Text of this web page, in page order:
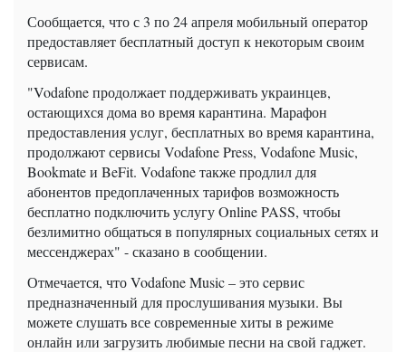
Сообщается, что с 3 по 24 апреля мобильный оператор
предоставляет бесплатный доступ к некоторым своим
сервисам.
"Vodafone продолжает поддерживать украинцев,
остающихся дома во время карантина. Марафон
предоставления услуг, бесплатных во время карантина,
продолжают сервисы Vodafone Press, Vodafone Music,
Bookmate и BeFit. Vodafone также продлил для
абонентов предоплаченных тарифов возможность
бесплатно подключить услугу Online PASS, чтобы
безлимитно общаться в популярных социальных сетях и
мессенджерах" - сказано в сообщении.
Отмечается, что Vodafone Music – это cервис
предназначенный для прослушивания музыки. Вы
можете слушать все современные хиты в режиме
онлайн или загрузить любимые песни на свой гаджет.